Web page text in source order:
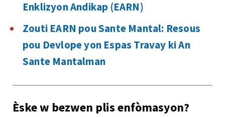
Enklizyon Andikap (EARN)
Zouti EARN pou Sante Mantal: Resous
pou Devlope yon Espas Travay ki An
Sante Mantalman
Èske w bezwen plis enfòmasyon?